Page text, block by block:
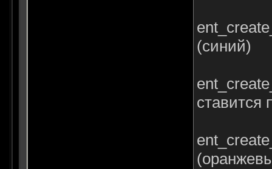
(синий)
ставится